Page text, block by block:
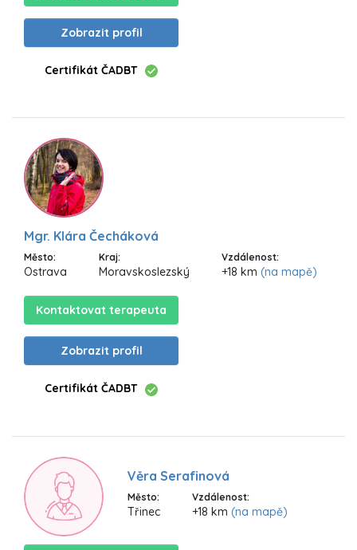
Zobrazit profil
Certifikát ČADBT
Mgr. Klára Čecháková
Město:
Ostrava
Kraj:
Moravskoslezský
Vzdálenost:
+18 km (na mapě)
Kontaktovat terapeuta
Zobrazit profil
Certifikát ČADBT
Věra Serafinová
Město:
Třinec
Vzdálenost:
+18 km (na mapě)